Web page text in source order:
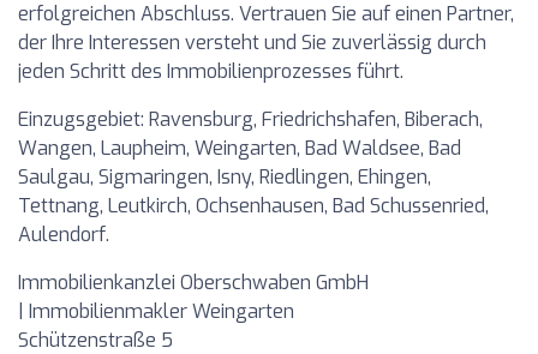
erfolgreichen Abschluss. Vertrauen Sie auf einen Partner,
der Ihre Interessen versteht und Sie zuverlässig durch
jeden Schritt des Immobilienprozesses führt.
Einzugsgebiet: Ravensburg, Friedrichshafen, Biberach,
Wangen, Laupheim, Weingarten, Bad Waldsee, Bad
Saulgau, Sigmaringen, Isny, Riedlingen, Ehingen,
Tettnang, Leutkirch, Ochsenhausen, Bad Schussenried,
Aulendorf.
Immobilienkanzlei Oberschwaben GmbH
| Immobilienmakler Weingarten
Schützenstraße 5